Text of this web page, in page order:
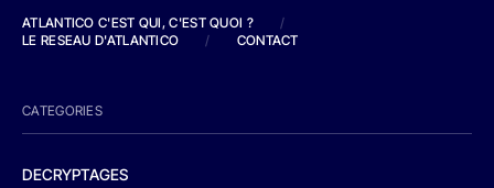
ATLANTICO C'EST QUI, C'EST QUOI ?
/
LE RESEAU D'ATLANTICO
/ CONTACT
CATEGORIES
DECRYPTAGES